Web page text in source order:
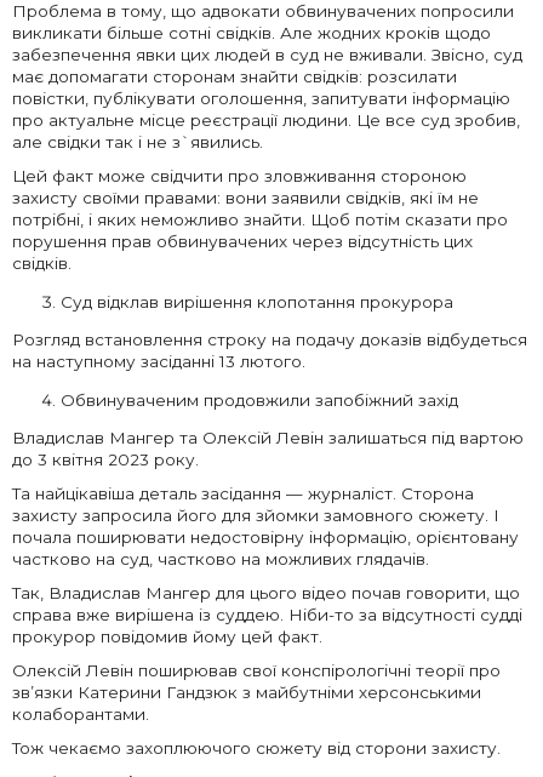
Проблема в тому, що адвокати обвинувачених попросили
викликати більше сотні свідків. Але жодних кроків щодо
забезпечення явки цих людей в суд не вживали. Звісно, суд
має допомагати сторонам знайти свідків: розсилати
повістки, публікувати оголошення, запитувати інформацію
про актуальне місце реєстрації людини. Це все суд зробив,
але свідки так і не з`явились.
Цей факт може свідчити про зловживання стороною
захисту своїми правами: вони заявили свідків, які їм не
потрібні, і яких неможливо знайти. Щоб потім сказати про
порушення прав обвинувачених через відсутність цих
свідків.
Суд відклав вирішення клопотання прокурора
Розгляд встановлення строку на подачу доказів відбудеться
на наступному засіданні 13 лютого.
Обвинуваченим продовжили запобіжний захід
Владислав Мангер та Олексій Левін залишаться під вартою
до 3 квітня 2023 року.
Та найцікавіша деталь засідання — журналіст. Сторона
захисту запросила його для зйомки замовного сюжету. І
почала поширювати недостовірну інформацію, орієнтовану
частково на суд, частково на можливих глядачів.
Так, Владислав Мангер для цього відео почав говорити, що
справа вже вирішена із суддею. Ніби-то за відсутності судді
прокурор повідомив йому цей факт.
Олексій Левін поширював свої конспірологічні теорії про
зв’язки Катерини Гандзюк з майбутніми херсонськими
колаборантами.
Тож чекаємо захоплюючого сюжету від сторони захисту.